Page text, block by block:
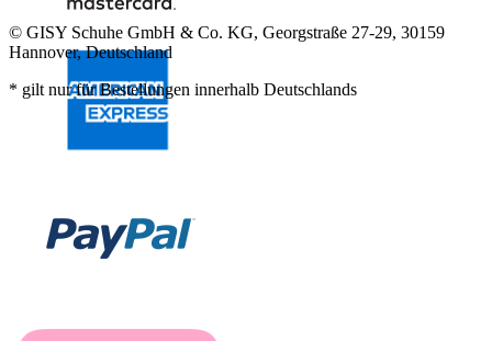
© GISY Schuhe GmbH & Co. KG, Georgstraße 27-29, 30159
Hannover, Deutschland
* gilt nur für Bestellungen innerhalb Deutschlands